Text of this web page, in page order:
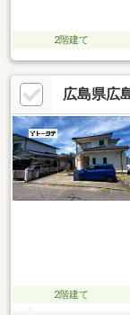
2階建て
広島県広
2階建て